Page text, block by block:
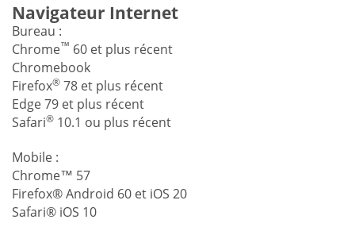
Navigateur Internet
Bureau :
Chrome™ 60 et plus récent
Chromebook
Firefox® 78 et plus récent
Edge 79 et plus récent
Safari® 10.1 ou plus récent
Mobile :
Chrome™ 57
Firefox® Android 60 et iOS 20
Safari® iOS 10